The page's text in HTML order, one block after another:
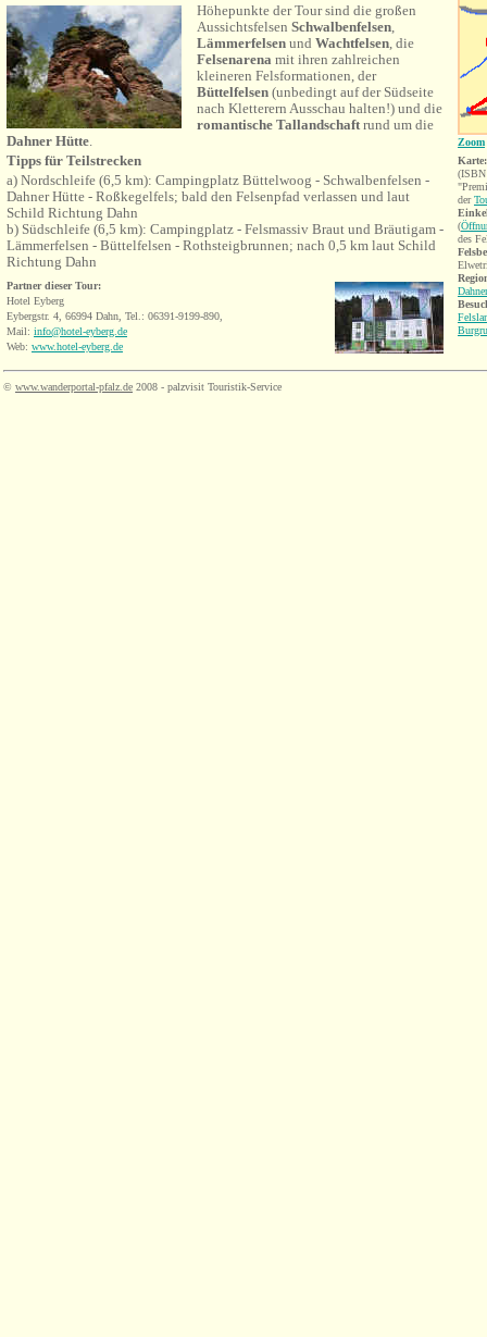
Höhepunkte der Tour sind die großen
Aussichtsfelsen Schwalbenfelsen,
Lämmerfelsen und Wachtfelsen, die
Felsenarena mit ihren zahlreichen
kleineren Felsformationen, der
Büttelfelsen (unbedingt auf der Südseite
nach Kletterern Ausschau halten!) und die
romantische Tallandschaftrund um die
Dahner Hütte.
Tipps für Teilstrecken
a) Nordschleife (6,5 km): Campingplatz Büttelwoog - Schwalbenfelsen -
Dahner Hütte - Roßkegelfels; bald den Felsenpfad verlassen und laut
Schild Richtung Dahn
b) Südschleife (6,5 km): Campingplatz - Felsmassiv Braut und Bräutigam -
Lämmerfelsen - Büttelfelsen - Rothsteigbrunnen; nach 0,5 km laut Schild
Richtung Dahn
Partner dieser Tour:
Hotel Eyberg
Eybergstr. 4, 66994 Dahn, Tel.: 06391-9199-890,
Mail: info@hotel-eyberg.de
Web: www.hotel-eyberg.de
Zoom
Karte:
(ISBN
der
(
des
© www.wanderportal-pfalz.de 2008 - palzvisit Touristik-Service